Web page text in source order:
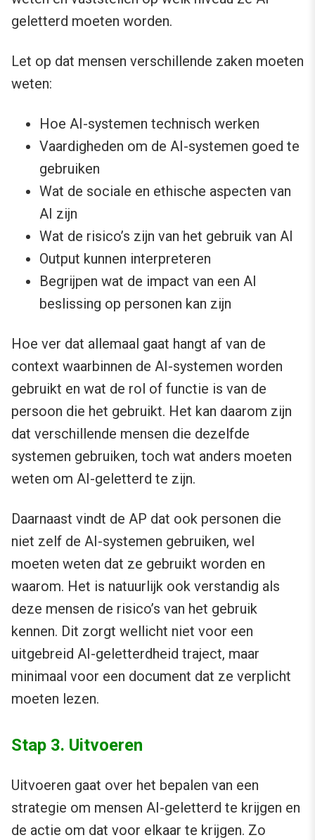
geletterd moeten worden.
Let op dat mensen verschillende zaken moeten
weten:
Hoe AI-systemen technisch werken
Vaardigheden om de AI-systemen goed te
gebruiken
Wat de sociale en ethische aspecten van
AI zijn
Wat de risico’s zijn van het gebruik van AI
Output kunnen interpreteren
Begrijpen wat de impact van een AI
beslissing op personen kan zijn
Hoe ver dat allemaal gaat hangt af van de
context waarbinnen de AI-systemen worden
gebruikt en wat de rol of functie is van de
persoon die het gebruikt. Het kan daarom zijn
dat verschillende mensen die dezelfde
systemen gebruiken, toch wat anders moeten
weten om AI-geletterd te zijn.
Daarnaast vindt de AP dat ook personen die
niet zelf de AI-systemen gebruiken, wel
moeten weten dat ze gebruikt worden en
waarom. Het is natuurlijk ook verstandig als
deze mensen de risico’s van het gebruik
kennen. Dit zorgt wellicht niet voor een
uitgebreid AI-geletterdheid traject, maar
minimaal voor een document dat ze verplicht
moeten lezen.
Stap 3. Uitvoeren
Uitvoeren gaat over het bepalen van een
strategie om mensen AI-geletterd te krijgen en
de actie om dat voor elkaar te krijgen. Zo